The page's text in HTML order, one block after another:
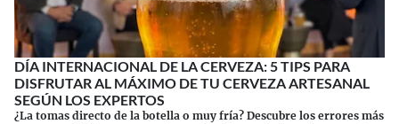
DÍA INTERNACIONAL DE LA CERVEZA: 5 TIPS PARA
DISFRUTAR AL MÁXIMO DE TU CERVEZA ARTESANAL
SEGÚN LOS EXPERTOS
¿La tomas directo de la botella o muy fría? Descubre los errores más